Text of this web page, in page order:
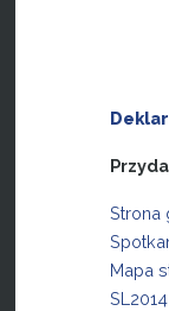
Strona
Mapa
SL2014